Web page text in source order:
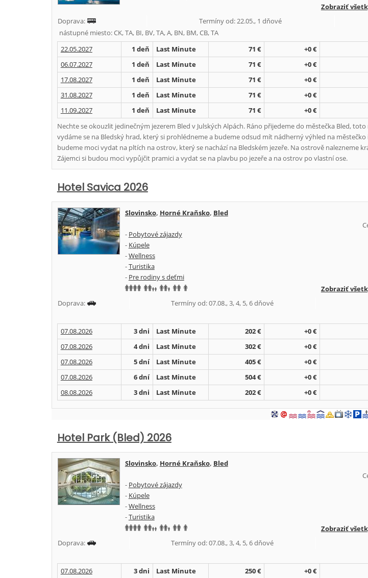
Zobraziť
Doprava:
Termíny od: 22.05., 1 dňové
nástupné miesto: CK, TA, BI, BV, TA, A, BN, BM, CB, TA
22.05.2027
1 deň Last Minute 71 €
+0 €
06.07.2027
1 deň Last Minute 71 €
+0 €
17.08.2027
1 deň Last Minute 71 €
+0 €
31.08.2027
1 deň Last Minute 71 €
+0 €
11.09.2027
1 deň Last Minute 71 €
+0 €
Nechte se okouzlit jedinečným jezerem Bled v Julských Alpách. Ráno přijedeme do městečka Bled,
vydáme se na Bledský hrad, který si prohlédneme a budeme odsud mít nádherný výhled na městečko
budeme moci vydat na pltích na ostrov, který se nachází na Bledském jezeře. Na ostrově nalezneme
Zájemci si budou moci vypůjčit pramici a vydat se na plavbu po jezeře a na ostrov po vlastní ose.
Hotel Savica 2026
Slovinsko, Horné Kraňsko, Bled
- Pobytové zájazdy
- Kúpele
-Wellness
-Turistika
- Pre rodiny s deťmi
Zobraziť
Doprava:
Termíny od: 07.08., 3, 4, 5, 6 dňové
07.08.2026 3 dni Last Minute 202 €
+0 €
07.08.2026
4 dni Last Minute 302 €
+0 €
07.08.2026
5 dní Last Minute 405 €
+0 €
07.08.2026
6 dní Last Minute 504 €
+0 €
08.08.2026
3 dni Last Minute 202 € +0 €
Hotel Park (Bled) 2026
Slovinsko, Horné Kraňsko, Bled
- Pobytové zájazdy
- Kúpele
-Wellness
-Turistika
Zobraziť
Doprava:
Termíny od: 07.08., 3, 4, 5, 6 dňové
07.08.2026 3 dni Last Minute 250 €
+0 €